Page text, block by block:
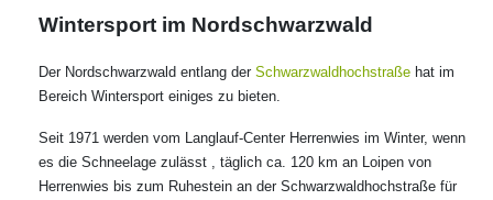
Wintersport im Nordschwarzwald
Der Nordschwarzwald entlang der Schwarzwaldhochstraße hat im
Bereich Wintersport einiges zu bieten.
Seit 1971 werden vom Langlauf-Center Herrenwies im Winter, wenn
es die Schneelage zulässt , täglich ca. 120 km an Loipen von
Herrenwies bis zum Ruhestein an der Schwarzwaldhochstraße für